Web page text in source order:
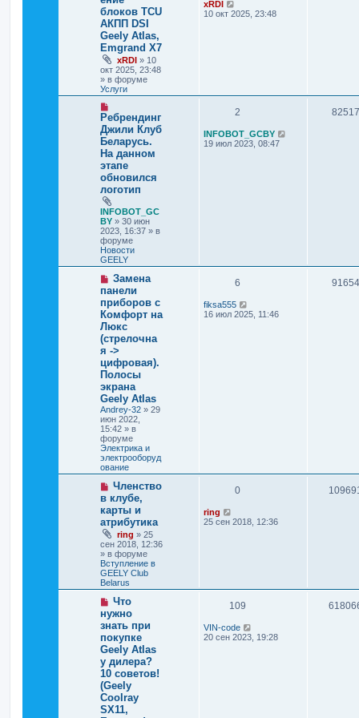
блоков TCU
АКПП DSI
Geely Atlas,
Emgrand X7
xRDI » 10
окт 2025, 23:48
» в форуме
Услуги
xRDI
10 окт 2025, 23:48
Ребрендинг
Джили Клуб
Беларусь.
На данном
этапе
обновился
логотип
INFOBOT_GC
BY » 30 июн
2023, 16:37 » в
форуме
Новости
GEELY
2 82517
INFOBOT_GCBY
19 июл 2023, 08:47
Замена
панели
приборов с
Комфорт на
Люкс
(стрелочна
я ->
цифровая).
Полосы
экрана
Geely Atlas
Andrey-32 » 29
июн 2022,
15:42 » в
форуме
Электрика и
электрооборуд
ование
6 91654
fiksa555
16 июл 2025, 11:46
Членство
в клубе,
карты и
атрибутика
ring » 25
сен 2018, 12:36
» в форуме
Вступление в
GEELY Club
Belarus
0
ring
25 сен 2018, 12:36
Что
нужно
знать при
покупке
Geely Atlas
у дилера?
10 советов!
(Geely
Coolray
SX11,
109
VIN-code
20 сен 2023, 19:28